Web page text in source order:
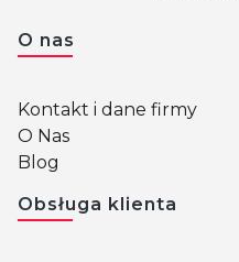
Linki w stopce
O nas
Kontakt i dane firmy
O Nas
Blog
Obsługa klienta